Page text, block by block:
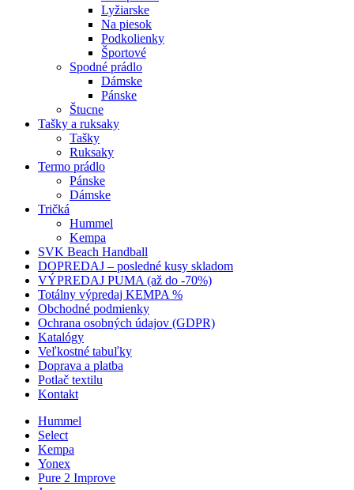
Lyžiarske
Na piesok
Podkolienky
Športové
Spodné prádlo
Dámske
Pánske
Štucne
Tašky a ruksaky
Tašky
Ruksaky
Termo prádlo
Pánske
Dámske
Tričká
Hummel
Kempa
SVK Beach Handball
DOPREDAJ – posledné kusy skladom
VÝPREDAJ PUMA (až do -70%)
Totálny výpredaj KEMPA %
Obchodné podmienky
Ochrana osobných údajov (GDPR)
Katalógy
Veľkostné tabuľky
Doprava a platba
Potlač textilu
Kontakt
Hummel
Select
Kempa
Yonex
Pure 2 Improve